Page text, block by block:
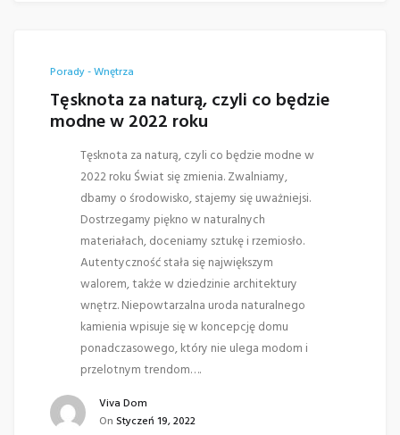
Porady - Wnętrza
Tęsknota za naturą, czyli co będzie
modne w 2022 roku
Tęsknota za naturą, czyli co będzie modne w
2022 roku Świat się zmienia. Zwalniamy,
dbamy o środowisko, stajemy się uważniejsi.
Dostrzegamy piękno w naturalnych
materiałach, doceniamy sztukę i rzemiosło.
Autentyczność stała się największym
walorem, także w dziedzinie architektury
wnętrz. Niepowtarzalna uroda naturalnego
kamienia wpisuje się w koncepcję domu
ponadczasowego, który nie ulega modom i
przelotnym trendom….
Viva Dom
On Styczeń 19, 2022